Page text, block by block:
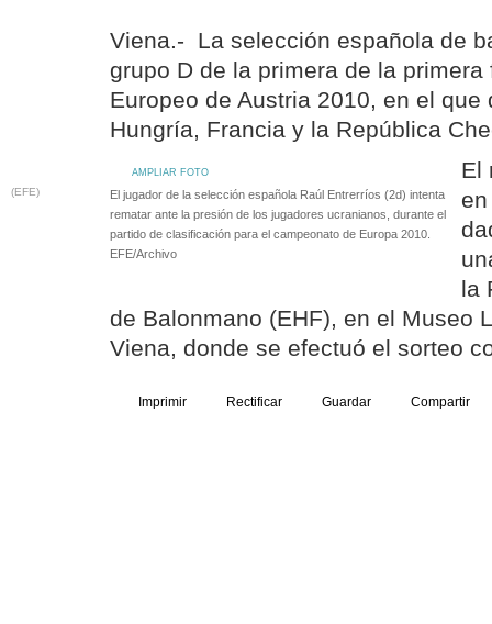
Viena.- La selección española de
grupo D de la primera de la
Europeo de Austria 2010, en el que
Hungría, Francia y la República
AMPLIAR FOTO
(EFE)
El jugador de la selección española Raúl Entrerríos (2d) intenta
rematar ante la presión de los jugadores ucranianos, durante el
partido de clasificación para el campeonato de Europa 2010.
EFE/Archivo
El
la
de Balonmano (EHF), en el Museo
Viena, donde se efectuó el sorteo
Imprimir Rectificar Guardar Compartir